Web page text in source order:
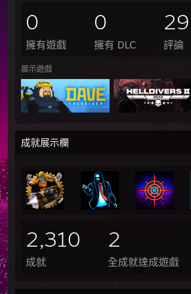
0
擁有遊戲
0
擁有 DLC
29
評論
展示遊戲
成就展示欄
2,310
成就
2
全成就達成遊戲